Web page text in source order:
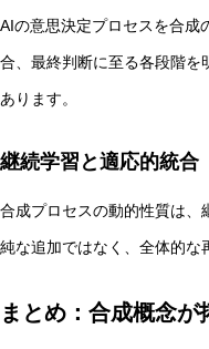
AIの意思決定プロセスを合成
合、最終判断に至る各段階を
あります。
継続学習と適応的統合
合成プロセスの動的性質は、
純な追加ではなく、全体的な
まとめ：合成概念